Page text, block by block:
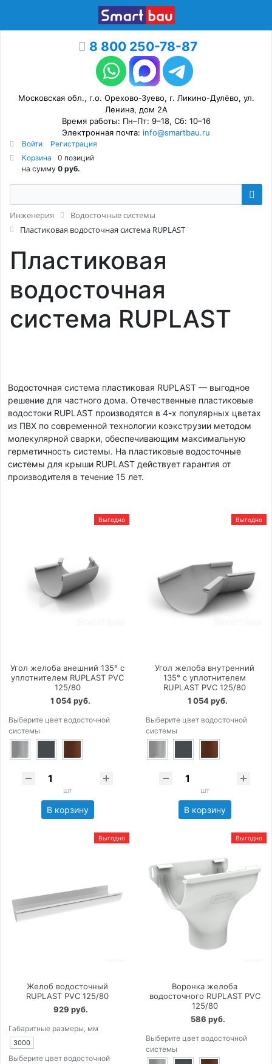
8 800 250-78-87
Московская обл., г.о. Орехово-Зуево, г. Ликино-Дулёво, ул.
Ленина, дом 2А
Время работы: Пн–Пт: 9–18, Сб: 10–16
Электронная почта: info@smartbau.ru
Войти
Регистрация
Корзина
0 позиций
на сумму 0 руб.
Инженерия
Водосточные системы
Пластиковая водосточная система RUPLAST
Пластиковая
водосточная
система RUPLAST
Водосточная система пластиковая RUPLAST — выгодное
решение для частного дома. Отечественные пластиковые
водостоки RUPLAST производятся в 4-х популярных цветах
из ПВХ по современной технологии коэкструзии методом
молекулярной сварки, обеспечивающим максимальную
герметичность системы. На пластиковые водосточные
системы для крыши RUPLAST действует гарантия от
производителя в течение 15 лет.
Выгодно
Угол желоба внешний 135° с
уплотнителем RUPLAST PVC
125/80
1 054 руб.
Выберите цвет водосточной
системы
шт
В корзину
Выгодно
Угол желоба внутренний
135° с уплотнителем
RUPLAST PVC 125/80
1 054 руб.
Выберите цвет водосточной
системы
шт
В корзину
Выгодно
Желоб водосточный
RUPLAST PVC 125/80
929 руб.
Габаритные размеры, мм
3000
Выберите цвет водосточной
Выгодно
Воронка желоба
водосточного RUPLAST PVC
125/80
586 руб.
Выберите цвет водосточной
системы